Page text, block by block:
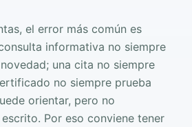
el error más común es
informativa no siempre
una cita no siempre
no siempre prueba
orientar, pero no
Por eso conviene tener